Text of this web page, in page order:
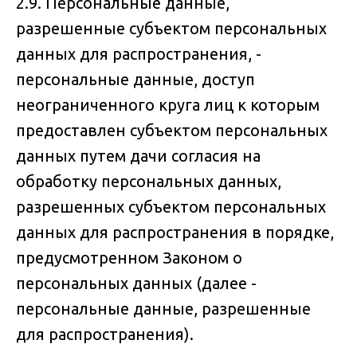
разрешенные субъектом персональных
данных для распространения, -
персональные данные, доступ
неограниченного круга лиц к которым
предоставлен субъектом персональных
данных путем дачи согласия на
обработку персональных данных,
разрешенных субъектом персональных
данных для распространения в порядке,
предусмотренном Законом о
персональных данных (далее -
персональные данные, разрешенные
для распространения).